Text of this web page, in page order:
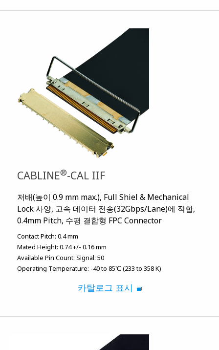
CABLINE®-CAL IIF
저배(높이 0.9 mm max.), Full Shiel & Mechanical
Lock 사양, 고속 데이터 전송(32Gbps/Lane)에 적합,
0.4mm Pitch, 수평 결합형 FPC Connector
Contact Pitch: 0.4 mm
Mated Height: 0.74 +/- 0.16 mm
Available Pin Count: Signal: 50
Operating Temperature: -40 to 85℃ (233 to 358 K)
카탈로그 표시